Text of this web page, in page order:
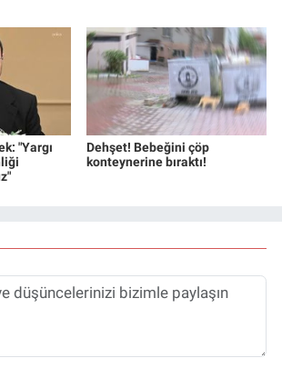
"Yargı
Dehşet! Bebeğini çöp
konteynerine bıraktı!